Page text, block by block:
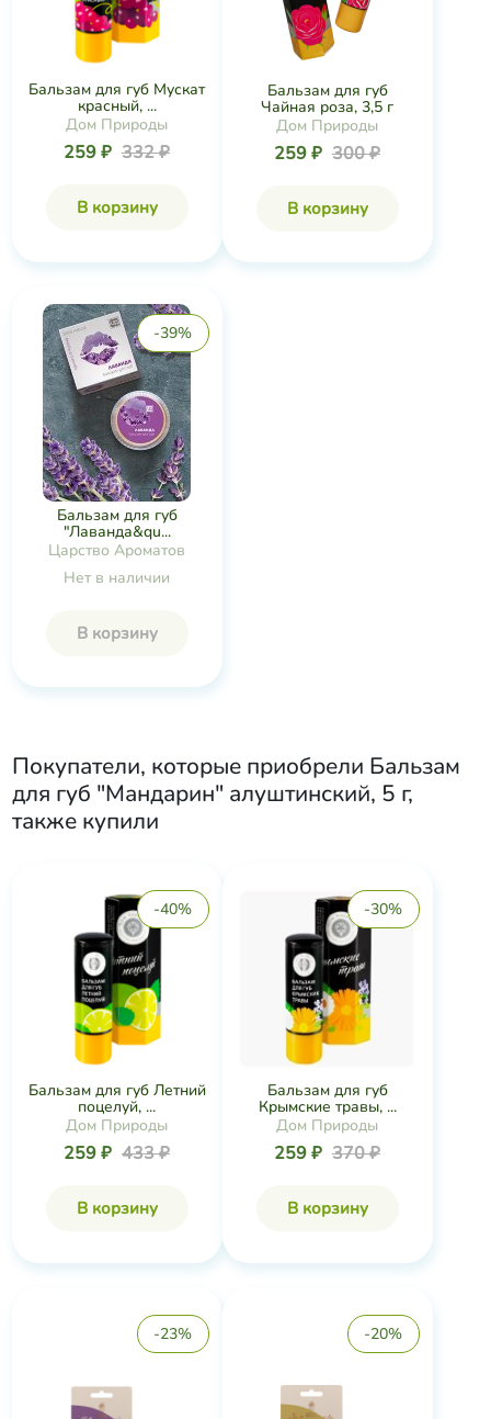
Бальзам для губ Мускат
красный, ...
Дом Природы
259 ₽ 332 ₽
В корзину
Бальзам для губ
Чайная роза, 3,5 г
Дом Природы
259 ₽ 300 ₽
В корзину
-39%
Бальзам для губ
"Лаванда&qu...
Царство Ароматов
Нет в наличии
В корзину
Покупатели, которые приобрели Бальзам
для губ "Мандарин" алуштинский, 5 г,
также купили
-40%
Бальзам для губ Летний
поцелуй, ...
Дом Природы
259 ₽ 433 ₽
В корзину
-30%
Бальзам для губ
Крымские травы, ...
Дом Природы
259 ₽ 370 ₽
В корзину
-23% -20%